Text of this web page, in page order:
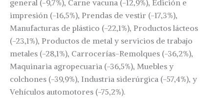
general (-9,7%), Carne vacuna (-12,9%), Edición e
impresión (-16,5%), Prendas de vestir (-17,3%),
Manufacturas de plástico (-22,1%), Productos lácteos
(-23,1%), Productos de metal y servicios de trabajo
metales (-28,1%), Carrocerías-Remolques (-36,2%),
Maquinaria agropecuaria (-36,5%), Muebles y
colchones (-39,9%), Industria siderúrgica (-57,4%), y
Vehículos automotores (-75,2%).